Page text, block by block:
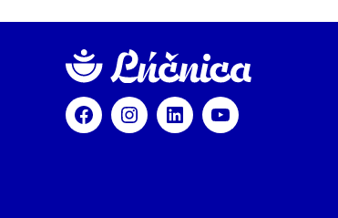
FacebookInstagramLinkedInYouTube